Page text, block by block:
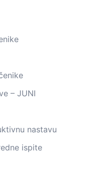
– JUNI
nastavu
ispite